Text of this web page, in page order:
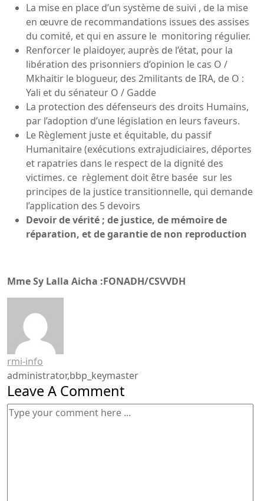
La mise en place d’un système de suivi , de la mise
en œuvre de recommandations issues des assises
du comité, et qui en assure le monitoring régulier.
Renforcer le plaidoyer, auprès de l’état, pour la
libération des prisonniers d’opinion le cas O /
Mkhaitir le blogueur, des 2militants de IRA, de O :
Yali et du sénateur O / Gadde
La protection des défenseurs des droits Humains,
par l’adoption d’une législation en leurs faveurs.
Le Règlement juste et équitable, du passif
Humanitaire (exécutions extrajudiciaires, déportes
et rapatries dans le respect de la dignité des
victimes. ce règlement doit être basée sur les
principes de la justice transitionnelle, qui demande
l’application des 5 devoirs
Devoir de vérité ; de justice, de mémoire de
réparation, et de garantie de non reproduction
Mme Sy Lalla Aicha :FONADH/CSVVDH
rmi-info
administrator,bbp_keymaster
Leave A Comment